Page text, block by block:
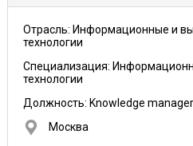
Отрасль: Информационные и
технологии
Специализация:
технологии
Должность: Knowledge manager
Москва